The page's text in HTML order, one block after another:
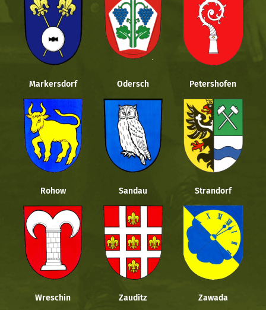
Markersdorf Odersch Petershofen
Rohow Sandau Strandorf
Wreschin Zauditz Zawada